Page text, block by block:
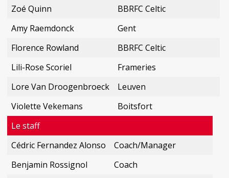
Zoé Quinn
BBRFC Celtic
Amy Raemdonck
Gent
Florence Rowland
BBRFC Celtic
Lili-Rose Scoriel
Frameries
Lore Van Droogenbroeck
Leuven
Violette Vekemans
Boitsfort
Le staff
Cédric Fernandez Alonso
Coach/Manager
Benjamin Rossignol
Coach